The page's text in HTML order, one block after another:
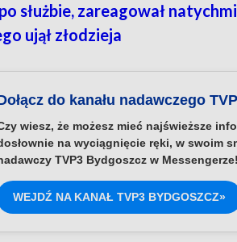
służbie, zareagował
ujął złodzieja
do kanału nadawczego
wiesz, że możesz mieć najświeższe
na wyciągnięcie ręki, w swoim
TVP3 Bydgoszcz w Messengerze!
WEJDŹ NA KANAŁ TVP3 BYDGOSZCZ»